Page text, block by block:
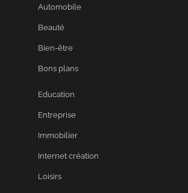
Automobile
Beauté
Bien-être
Bons plans
Education
Entreprise
Immobilier
Internet création
Loisirs